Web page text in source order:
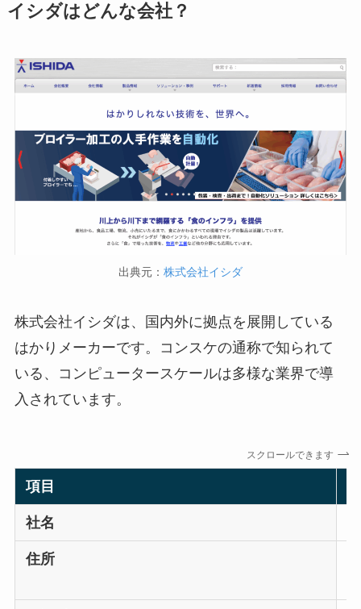
イシダはどんな会社？
出典元： 株式会社イシダ
株式会社イシダは、国内外に拠点を展開している
はかりメーカーです。コンスケの通称で知られて
いる、コンピュータースケールは多様な業界で導
入されています。
スクロールできます
項目
社名
住所